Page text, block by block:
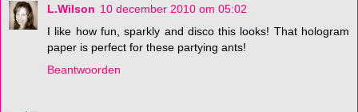
L.Wilson 10 december 2010 om 05:02
I like how fun, sparkly and disco this looks! That hologram
paper is perfect for these partying ants!
Beantwoorden